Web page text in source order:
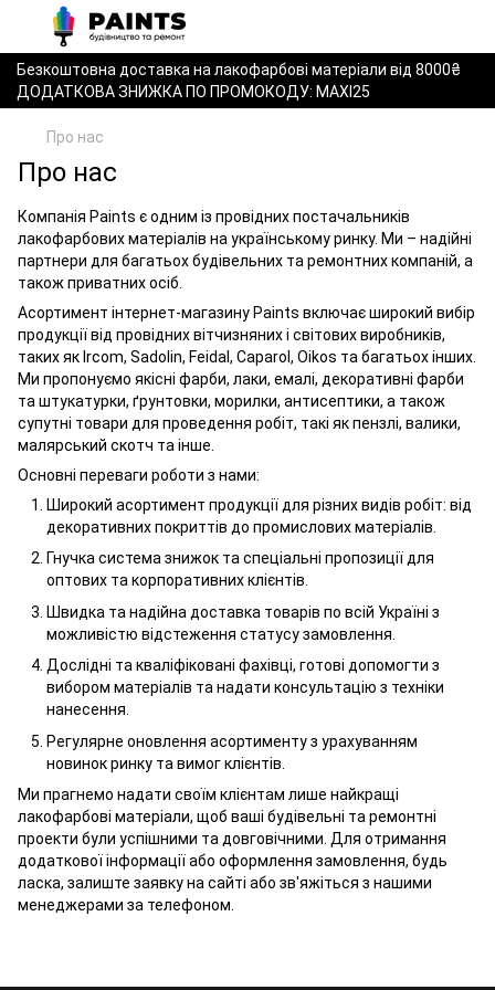
Безкоштовна доставка на лакофарбові матеріали від 8000₴
ДОДАТКОВА ЗНИЖКА ПО ПРОМОКОДУ: MAXI25
Про нас
Про нас
Компанія Paints є одним із провідних постачальників
лакофарбових матеріалів на українському ринку. Ми – надійні
партнери для багатьох будівельних та ремонтних компаній, а
також приватних осіб.
Асортимент інтернет-магазину Paints включає широкий вибір
продукції від провідних вітчизняних і світових виробників,
таких як Ircom, Sadolin, Feidal, Caparol, Oikos та багатьох інших.
Ми пропонуємо якісні фарби, лаки, емалі, декоративні фарби
та штукатурки, ґрунтовки, морилки, антисептики, а також
супутні товари для проведення робіт, такі як пензлі, валики,
малярський скотч та інше.
Основні переваги роботи з нами:
Широкий асортимент продукції для різних видів робіт: від
декоративних покриттів до промислових матеріалів.
Гнучка система знижок та спеціальні пропозиції для
оптових та корпоративних клієнтів.
Швидка та надійна доставка товарів по всій Україні з
можливістю відстеження статусу замовлення.
Дослідні та кваліфіковані фахівці, готові допомогти з
вибором матеріалів та надати консультацію з техніки
нанесення.
Регулярне оновлення асортименту з урахуванням
новинок ринку та вимог клієнтів.
Ми прагнемо надати своїм клієнтам лише найкращі
лакофарбові матеріали, щоб ваші будівельні та ремонтні
проекти були успішними та довговічними. Для отримання
додаткової інформації або оформлення замовлення, будь
ласка, залиште заявку на сайті або зв'яжіться з нашими
менеджерами за телефоном.